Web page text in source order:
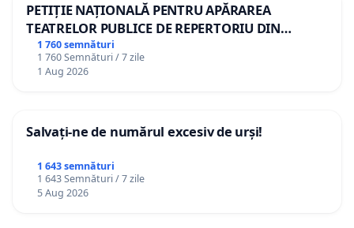
PETIȚIE NAȚIONALĂ PENTRU APĂRAREA
TEATRELOR PUBLICE DE REPERTORIU DIN
ROMÂNIA
1 760 semnături
1 760 Semnături / 7 zile
1 Aug 2026
Salvați-ne de numărul excesiv de urși!
1 643 semnături
1 643 Semnături / 7 zile
5 Aug 2026